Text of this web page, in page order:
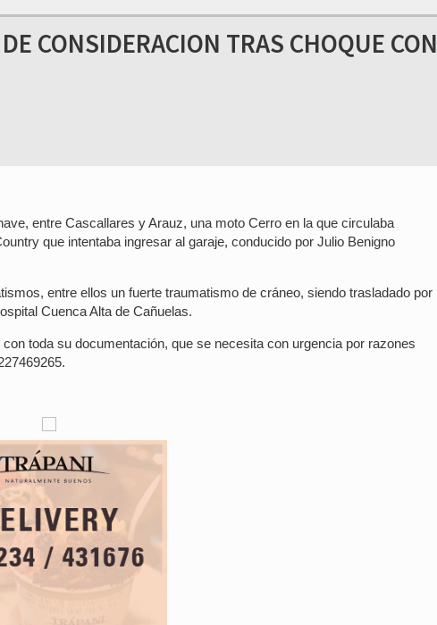
CONSIDERACION TRAS CHOQUE CON
entre Cascallares y Arauz, una moto Cerro en la que circulaba
que intentaba ingresar al garaje, conducido por Julio Benigno
entre ellos un fuerte traumatismo de cráneo, siendo trasladado por
Cuenca Alta de Cañuelas.
toda su documentación, que se necesita con urgencia por razones